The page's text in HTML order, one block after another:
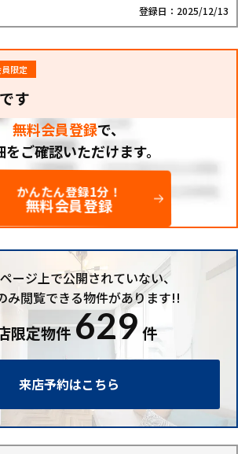
登録日：2025/12/13
限定
す
無料会員登録で、
をご確認いただけます。
かんたん登録1分！
無料会員登録
ージ上で公開されていない、
み閲覧できる物件があります!!
限定物件629 件
来店予約はこちら